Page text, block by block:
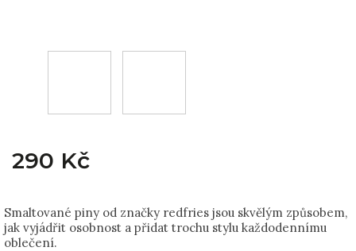
290 Kč
Smaltované piny od značky redfries jsou skvělým způsobem,
jak vyjádřit osobnost a přidat trochu stylu každodennímu
oblečení.